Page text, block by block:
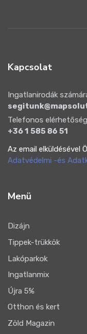
Kapcsolat
Ingatlanirodák
Telefonos
+36 1 585 86 51
Az email elküldésével
Adatvédelmi -és
Menü
Dizájn
Tippek-trükkök
Lakóparkok
Ingatlanmix
Újra 5%
Otthon és kert
Zöld Magazin